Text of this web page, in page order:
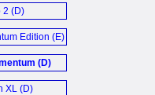
2 (D)
Edition (E)
(D)
XL (D)